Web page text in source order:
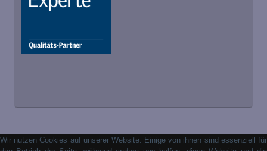
Wir nutzen Cookies auf unserer Website. Einige von ihnen sind essenziell für